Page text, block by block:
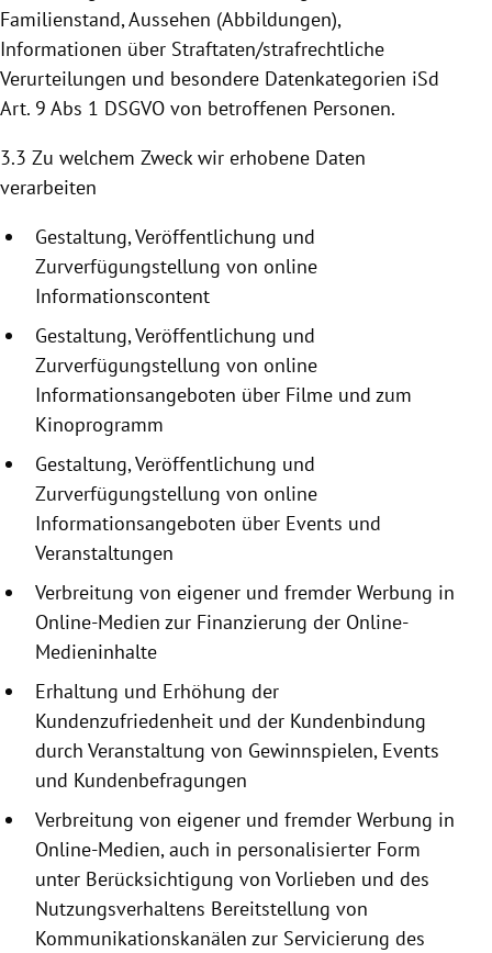
Familienstand, Aussehen (Abbildungen),
Informationen über Straftaten/strafrechtliche
Verurteilungen und besondere Datenkategorien iSd
Art. 9 Abs 1 DSGVO von betroffenen Personen.
3.3 Zu welchem Zweck wir erhobene Daten
verarbeiten
Gestaltung, Veröffentlichung und
Zurverfügungstellung von online
Informationscontent
Gestaltung, Veröffentlichung und
Zurverfügungstellung von online
Informationsangeboten über Filme und zum
Kinoprogramm
Gestaltung, Veröffentlichung und
Zurverfügungstellung von online
Informationsangeboten über Events und
Veranstaltungen
Verbreitung von eigener und fremder Werbung in
Online-Medien zur Finanzierung der Online-
Medieninhalte
Erhaltung und Erhöhung der
Kundenzufriedenheit und der Kundenbindung
durch Veranstaltung von Gewinnspielen, Events
und Kundenbefragungen
Verbreitung von eigener und fremder Werbung in
Online-Medien, auch in personalisierter Form
unter Berücksichtigung von Vorlieben und des
Nutzungsverhaltens Bereitstellung von
Kommunikationskanälen zur Servicierung des